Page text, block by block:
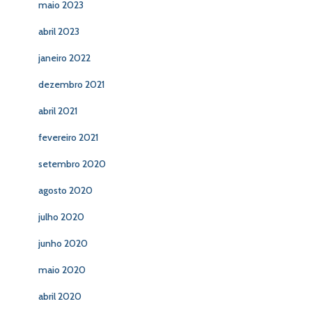
maio 2023
abril 2023
janeiro 2022
dezembro 2021
abril 2021
fevereiro 2021
setembro 2020
agosto 2020
julho 2020
junho 2020
maio 2020
abril 2020